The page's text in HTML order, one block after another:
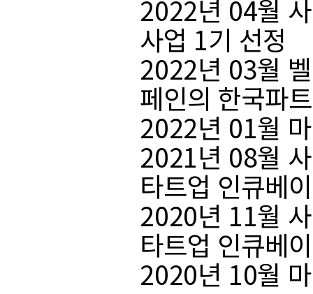
2022년 04월
사업 1기 선정
2022년 03월
페인의 한국파
2022년 01월
2021년 08월
타트업 인큐베
2020년 11월
타트업 인큐베
2020년 10월